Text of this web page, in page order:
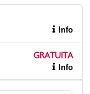
Info
GRATUITA
Info